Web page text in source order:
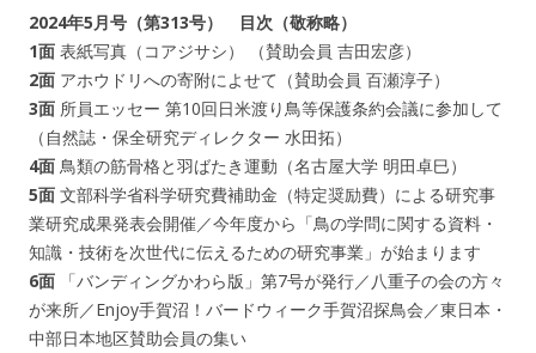
2024年5月号（第313号） 目次（敬称略）
1面 表紙写真（コアジサシ） （賛助会員 吉田宏彦）
2面 アホウドリへの寄附によせて（賛助会員 百瀬淳子）
3面 所員エッセー 第10回日米渡り鳥等保護条約会議に参加して
（自然誌・保全研究ディレクター 水田拓）
4面 鳥類の筋骨格と羽ばたき運動（名古屋大学 明田卓巳）
5面 文部科学省科学研究費補助金（特定奨励費）による研究事
業研究成果発表会開催／今年度から「鳥の学問に関する資料・
知識・技術を次世代に伝えるための研究事業」が始まります
6面 「バンディングかわら版」第7号が発行／八重子の会の方々
が来所／Enjoy手賀沼！バードウィーク手賀沼探鳥会／東日本・
中部日本地区賛助会員の集い